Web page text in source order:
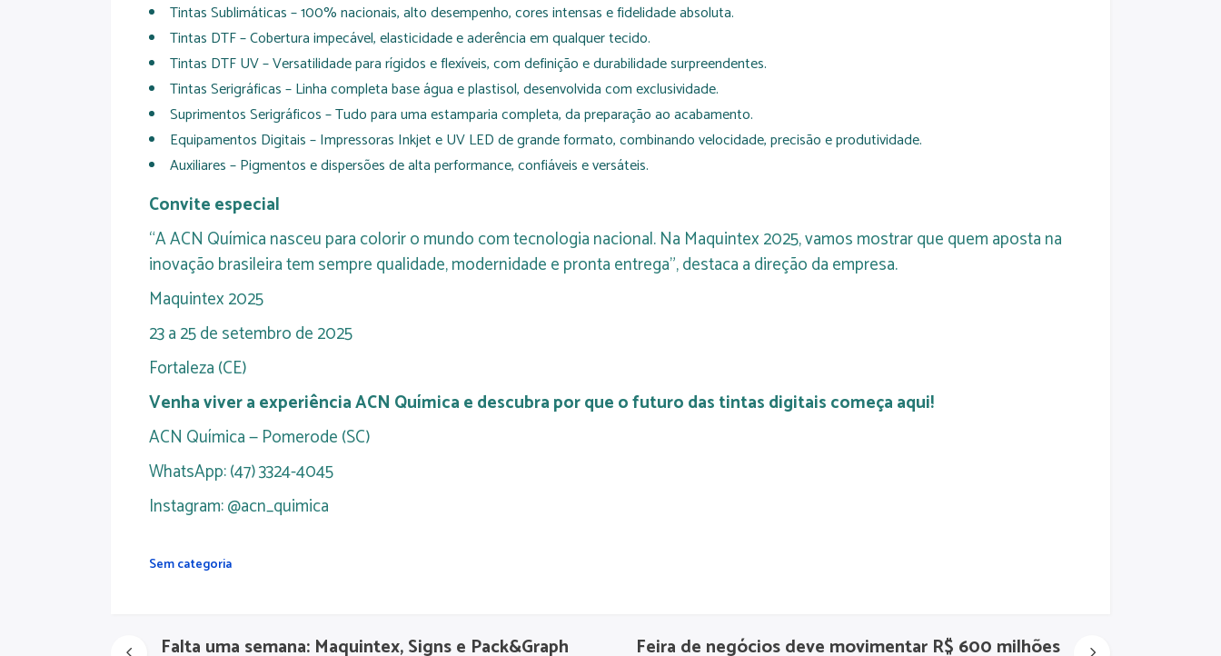
Tintas Sublimáticas – 100% nacionais, alto desempenho, cores intensas e fidelidade absoluta.
Tintas DTF – Cobertura impecável, elasticidade e aderência em qualquer tecido.
Tintas DTF UV – Versatilidade para rígidos e flexíveis, com definição e durabilidade surpreendentes.
Tintas Serigráficas – Linha completa base água e plastisol, desenvolvida com exclusividade.
Suprimentos Serigráficos – Tudo para uma estamparia completa, da preparação ao acabamento.
Equipamentos Digitais – Impressoras Inkjet e UV LED de grande formato, combinando velocidade, precisão e produtividade.
Auxiliares – Pigmentos e dispersões de alta performance, confiáveis e versáteis.
Convite especial
“A ACN Química nasceu para colorir o mundo com tecnologia nacional. Na Maquintex 2025, vamos mostrar que quem aposta na
inovação brasileira tem sempre qualidade, modernidade e pronta entrega”, destaca a direção da empresa.
Maquintex 2025
23 a 25 de setembro de 2025
Fortaleza (CE)
Venha viver a experiência ACN Química e descubra por que o futuro das tintas digitais começa aqui!
ACN Química — Pomerode (SC)
WhatsApp: (47) 3324-4045
Instagram: @acn_quimica
Sem categoria
Falta uma semana: Maquintex, Signs e Pack&Graph
Feira de negócios deve movimentar R$ 600 milhões